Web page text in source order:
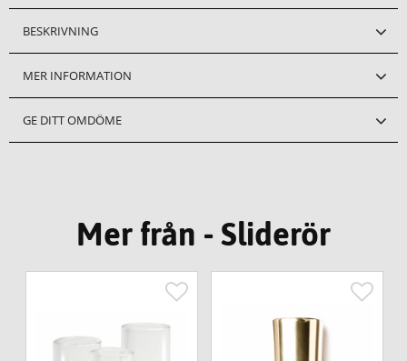
BESKRIVNING
MER INFORMATION
GE DITT OMDÖME
Mer från - Sliderör